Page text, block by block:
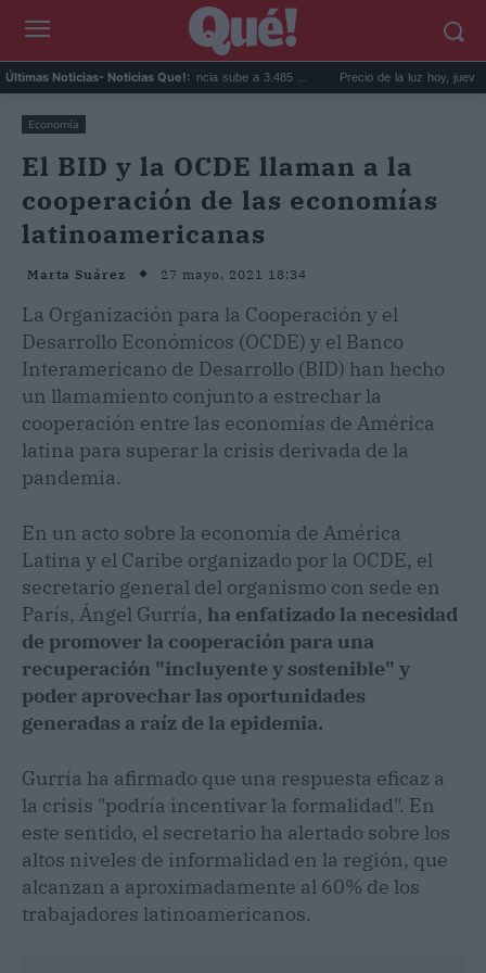
Últimas Noticias- Noticias Que!:
de la vivienda en Valencia sube a 3.485 ... Precio de la luz hoy, jueves 6 de
Economía
El BID y la OCDE llaman a la
cooperación de las economías
latinoamericanas
Marta Suárez 27 mayo, 2021 18:34
La Organización para la Cooperación y el
Desarrollo Económicos (OCDE) y el Banco
Interamericano de Desarrollo (BID) han hecho
un llamamiento conjunto a estrechar la
cooperación entre las economías de América
latina para superar la crisis derivada de la
pandemia.
En un acto sobre la economía de América
Latina y el Caribe organizado por la OCDE, el
secretario general del organismo con sede en
París, Ángel Gurría, ha enfatizado la necesidad
de promover la cooperación para una
recuperación "incluyente y sostenible" y
poder aprovechar las oportunidades
generadas a raíz de la epidemia.
Gurría ha afirmado que una respuesta eficaz a
la crisis "podría incentivar la formalidad". En
este sentido, el secretario ha alertado sobre los
altos niveles de informalidad en la región, que
alcanzan a aproximadamente al 60% de los
trabajadores latinoamericanos.